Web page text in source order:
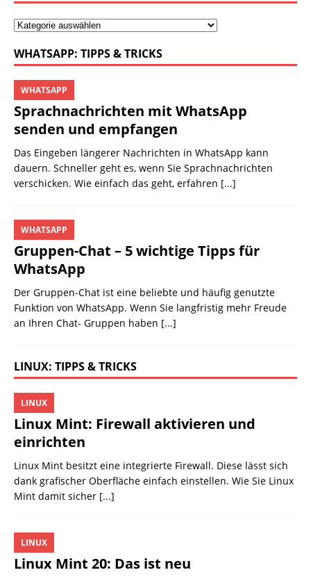
WHATSAPP: TIPPS & TRICKS
Sprachnachrichten mit WhatsApp
senden und empfangen
WHATSAPP
Das Eingeben längerer Nachrichten in WhatsApp kann
dauern. Schneller geht es, wenn Sie Sprachnachrichten
verschicken. Wie einfach das geht, erfahren [...]
Gruppen-Chat – 5 wichtige Tipps für
WhatsApp
WHATSAPP
Der Gruppen-Chat ist eine beliebte und häufig genutzte
Funktion von WhatsApp. Wenn Sie langfristig mehr Freude
an Ihren Chat- Gruppen haben [...]
LINUX: TIPPS & TRICKS
Linux Mint: Firewall aktivieren und
einrichten
LINUX
Linux Mint besitzt eine integrierte Firewall. Diese lässt sich
dank grafischer Oberfläche einfach einstellen. Wie Sie Linux
Mint damit sicher [...]
Linux Mint 20: Das ist neu
LINUX